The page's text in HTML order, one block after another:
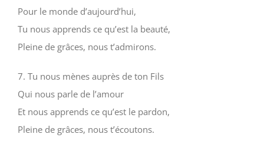
Pour le monde d’aujourd’hui,
Tu nous apprends ce qu’est la beauté,
Pleine de grâces, nous t’admirons.
7. Tu nous mènes auprès de ton Fils
Qui nous parle de l’amour
Et nous apprends ce qu’est le pardon,
Pleine de grâces, nous t’écoutons.